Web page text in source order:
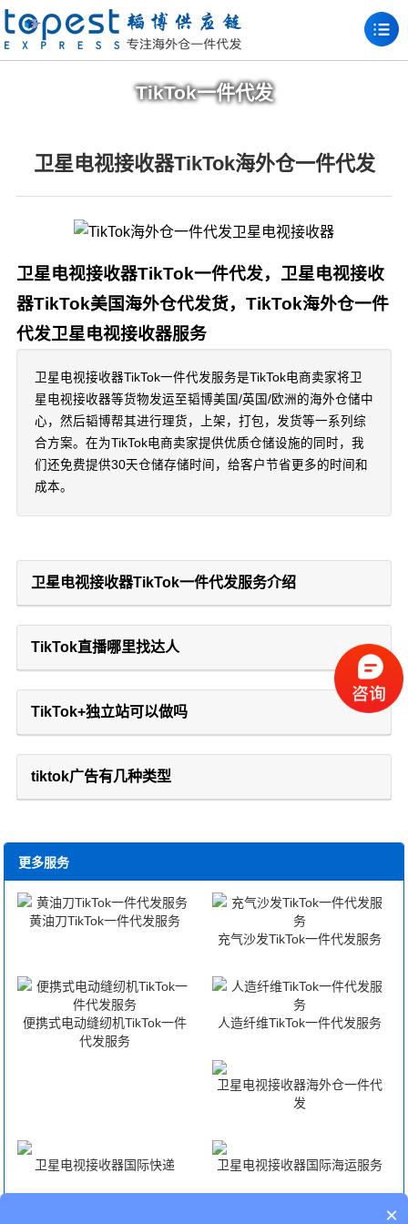
TikTok一件代发
卫星电视接收器TikTok海外仓一件代发
卫星电视接收器TikTok一件代发，卫星电视接收
器TikTok美国海外仓代发货，TikTok海外仓一件
代发卫星电视接收器服务
卫星电视接收器TikTok一件代发服务是TikTok电商卖家将卫
星电视接收器等货物发运至韬博美国/英国/欧洲的海外仓储中
心，然后韬博帮其进行理货，上架，打包，发货等一系列综
合方案。在为TikTok电商卖家提供优质仓储设施的同时，我
们还免费提供30天仓储存储时间，给客户节省更多的时间和
成本。
卫星电视接收器TikTok一件代发服务介绍
TikTok直播哪里找达人
TikTok+独立站可以做吗
tiktok广告有几种类型
更多服务
黄油刀TikTok一件代发服务
充气沙发TikTok一件代发服务
便携式电动缝纫机TikTok一件
代发服务
人造纤维TikTok一件代发服务
卫星电视接收器海外仓一件代
发
卫星电视接收器国际快递 卫星电视接收器国际海运服务
×